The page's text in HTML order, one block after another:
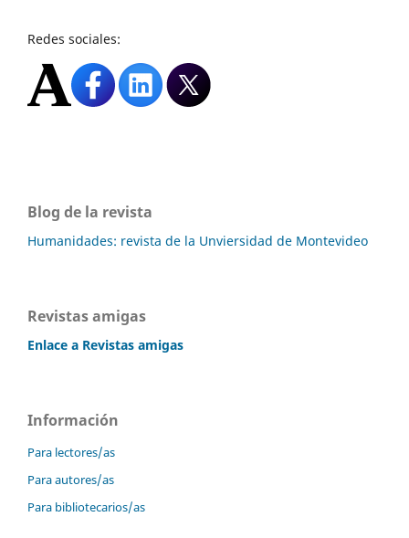
Redes sociales:
Blog de la revista
Humanidades: revista de la Unviersidad de Montevideo
Revistas amigas
Enlace a Revistas amigas
Información
Para lectores/as
Para autores/as
Para bibliotecarios/as